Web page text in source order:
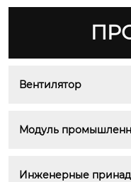
Вентилятор
Модуль
Инженерные